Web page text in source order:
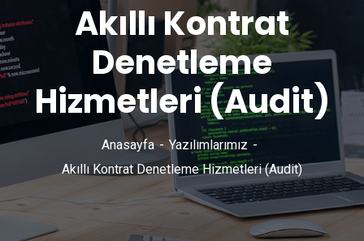
Akıllı Kontrat
Denetleme
Hizmetleri (Audit)
Anasayfa
Yazılımlarımız
Akıllı Kontrat Denetleme Hizmetleri (Audit)